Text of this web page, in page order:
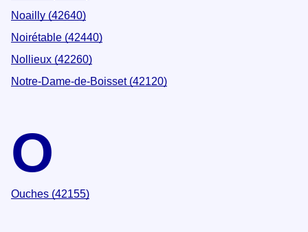
Noailly (42640)
Noirétable (42440)
Nollieux (42260)
Notre-Dame-de-Boisset (42120)
O
Ouches (42155)